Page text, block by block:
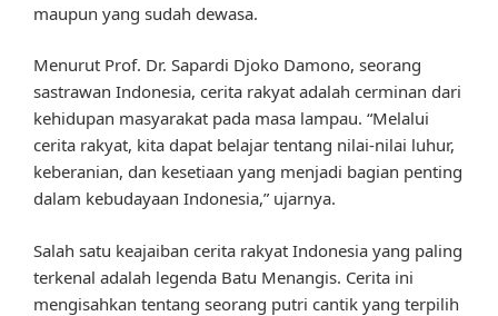
maupun yang sudah dewasa.
Menurut Prof. Dr. Sapardi Djoko Damono, seorang
sastrawan Indonesia, cerita rakyat adalah cerminan dari
kehidupan masyarakat pada masa lampau. “Melalui
cerita rakyat, kita dapat belajar tentang nilai-nilai luhur,
keberanian, dan kesetiaan yang menjadi bagian penting
dalam kebudayaan Indonesia,” ujarnya.
Salah satu keajaiban cerita rakyat Indonesia yang paling
terkenal adalah legenda Batu Menangis. Cerita ini
mengisahkan tentang seorang putri cantik yang terpilih